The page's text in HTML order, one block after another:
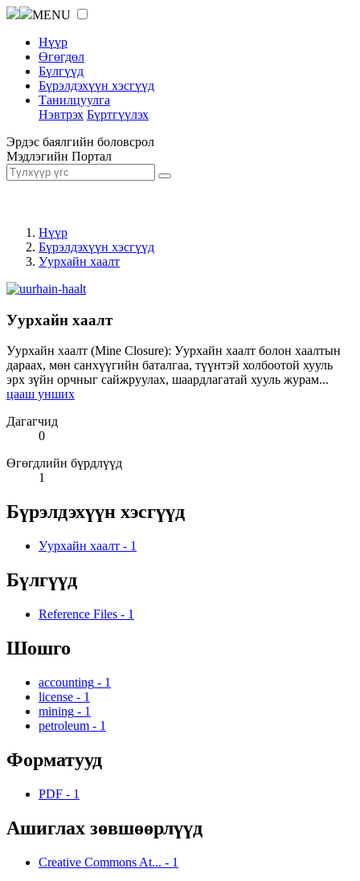
MENU
Нүүр
Өгөгдөл
Бүлгүүд
Бүрэлдэхүүн хэсгүүд
Танилцуулга
Нэвтрэх Бүртгүүлэх
Эрдэс баялгийн боловсрол
Мэдлэгийн Портал
Нүүр
Бүрэлдэхүүн хэсгүүд
Уурхайн хаалт
Уурхайн хаалт
Уурхайн хаалт (Mine Closure): Уурхайн хаалт болон хаалтын
дараах, мөн санхүүгийн баталгаа, түүнтэй холбоотой хууль
эрх зүйн орчныг сайжруулах, шаардлагатай хууль журам...
цааш унших
Дагагчид
0
Өгөгдлийн бүрдлүүд
1
Бүрэлдэхүүн хэсгүүд
Уурхайн хаалт - 1
Бүлгүүд
Reference Files - 1
Шошго
accounting - 1
license - 1
mining - 1
petroleum - 1
Форматууд
PDF - 1
Ашиглах зөвшөөрлүүд
Creative Commons At... - 1